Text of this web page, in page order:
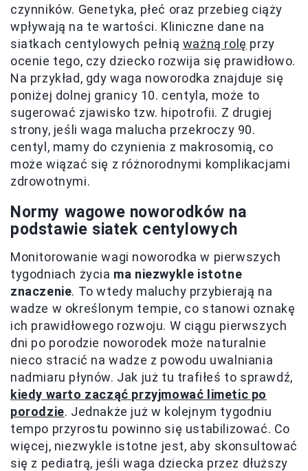
czynników. Genetyka, płeć oraz przebieg ciąży
wpływają na te wartości. Kliniczne dane na
siatkach centylowych pełnią ważną rolę przy
ocenie tego, czy dziecko rozwija się prawidłowo.
Na przykład, gdy waga noworodka znajduje się
poniżej dolnej granicy 10. centyla, może to
sugerować zjawisko tzw. hipotrofii. Z drugiej
strony, jeśli waga malucha przekroczy 90.
centyl, mamy do czynienia z makrosomią, co
może wiązać się z różnorodnymi komplikacjami
zdrowotnymi.
Normy wagowe noworodków na
podstawie siatek centylowych
Monitorowanie wagi noworodka w pierwszych
tygodniach życia ma niezwykle istotne
znaczenie. To wtedy maluchy przybierają na
wadze w określonym tempie, co stanowi oznakę
ich prawidłowego rozwoju. W ciągu pierwszych
dni po porodzie noworodek może naturalnie
nieco stracić na wadze z powodu uwalniania
nadmiaru płynów. Jak już tu trafiłeś to sprawdź,
kiedy warto zacząć przyjmować limetic po
porodzie. Jednakże już w kolejnym tygodniu
tempo przyrostu powinno się ustabilizować. Co
więcej, niezwykle istotne jest, aby skonsultować
się z pediatrą, jeśli waga dziecka przez dłuższy